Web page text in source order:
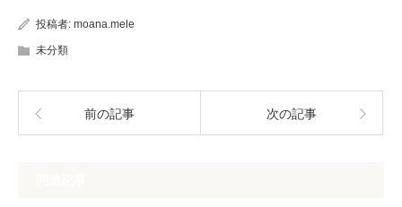
投稿者: moana.mele
未分類
前の記事 次の記事